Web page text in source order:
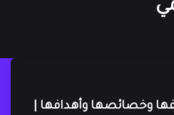
وخصائصها وأهدافها |